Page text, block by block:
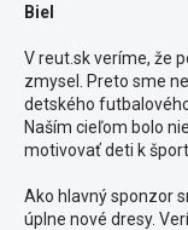
Biel
V reut.sk veríme, že
zmysel. Preto sme
detského
Naším cieľom bolo
motivovať deti k
Ako hlavný sponzor
úplne nové dresy.